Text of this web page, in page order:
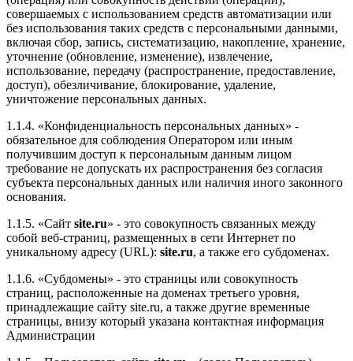
совершаемых с использованием средств автоматизации или
без использования таких средств с персональными данными,
включая сбор, запись, систематизацию, накопление, хранение,
уточнение (обновление, изменение), извлечение,
использование, передачу (распространение, предоставление,
доступ), обезличивание, блокирование, удаление,
уничтожение персональных данных.
1.1.4. «Конфиденциальность персональных данных» -
обязательное для соблюдения Оператором или иным
получившим доступ к персональным данным лицом
требование не допускать их распространения без согласия
субъекта персональных данных или наличия иного законного
основания.
1.1.5. «Сайт site.ru» - это совокупность связанных между
собой веб-страниц, размещенных в сети Интернет по
уникальному адресу (URL): site.ru, а также его субдоменах.
1.1.6. «Субдомены» - это страницы или совокупность
страниц, расположенные на доменах третьего уровня,
принадлежащие сайту site.ru, а также другие временные
страницы, внизу который указана контактная информация
Администрации